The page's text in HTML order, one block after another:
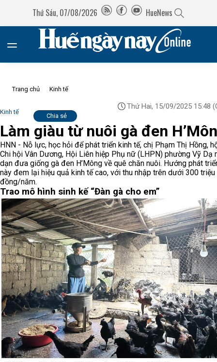
Thứ Sáu, 07/08/2026 HueNews
Trang chủ Kinh tế
Kinh tế
Thứ Hai, 15/09/2025 15:48
Chia sẻ
Làm giàu từ nuôi gà đen
HNN - Nỗ lực, học hỏi để phát triển kinh tế, chị Phạm Thị Hồng,
Chi hội Vân Dương, Hội Liên hiệp Phụ nữ (LHPN) phường Vỹ Dạ
dạn đưa giống gà đen H’Mông về quê chăn nuôi. Hướng phát
này đem lại hiệu quả kinh tế cao, với thu nhập trên dưới 300 triệu
đồng/năm.
Trao mô hình sinh kế “Đàn gà cho em”